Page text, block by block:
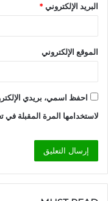
البريد الإلكتروني*
الموقع الإلكتروني
احفظ اسمي، بريدي
لاستخدامها المرة المقبلة في